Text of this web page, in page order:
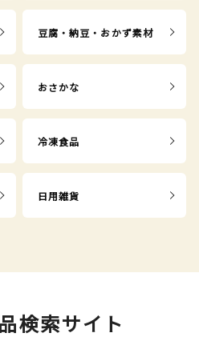
豆腐・納豆・おかず素材
おさかな
冷凍食品
日用雑貨
検索サイト